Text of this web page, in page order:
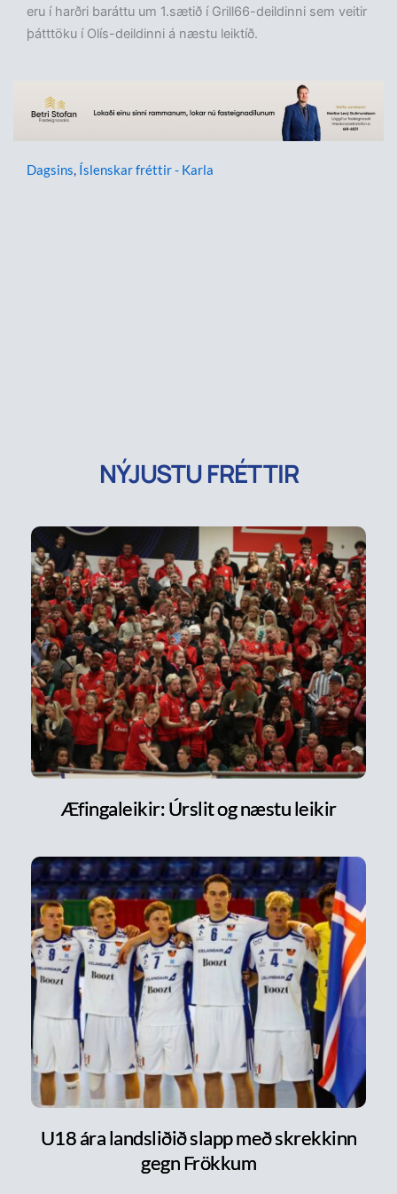
eru í harðri baráttu um 1.sætið í Grill66-deildinni sem veitir
þátttöku í Olís-deildinni á næstu leiktíð.
Dagsins, Íslenskar fréttir - Karla
NÝJUSTU FRÉTTIR
Æfingaleikir: Úrslit og næstu leikir
U18 ára landsliðið slapp með skrekkinn
gegn Frökkum